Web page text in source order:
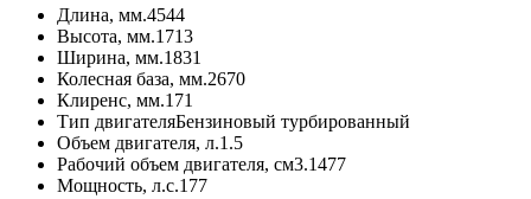
Длина, мм.4544
Высота, мм.1713
Ширина, мм.1831
Колесная база, мм.2670
Клиренс, мм.171
Тип двигателяБензиновый турбированный
Объем двигателя, л.1.5
Рабочий объем двигателя, см3.1477
Мощность, л.с.177